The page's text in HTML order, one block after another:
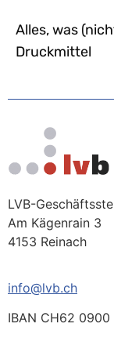
Alles, was
Druckmittel
LVB-
Am Kägenrain 3
4153 Reinach
info@lvb.ch
IBAN CH62